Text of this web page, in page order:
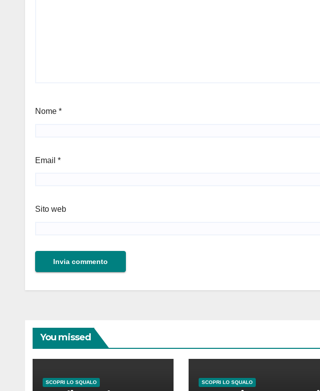
Nome *
Email *
Sito web
You missed
SCOPRI LO SQUALO SCOPRI LO SQUALO